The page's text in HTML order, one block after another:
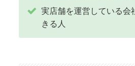
実店舗を運営している会
きる人